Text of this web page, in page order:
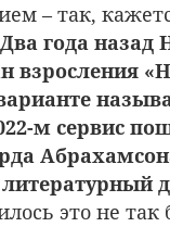
– так,
Два года назад
взросления
м сервис
это не так